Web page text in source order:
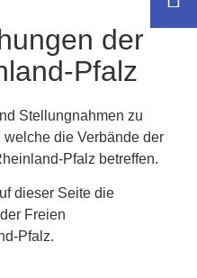
der
Pfalz
Stellungnahmen zu
die Verbände der
Pfalz betreffen.
dieser Seite die
Freien
Pfalz.